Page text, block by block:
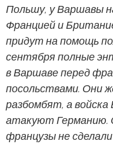
Польшу, у Варшавы
Францией и
придут на помощь
сентября полные
в Варшаве перед
посольствами. Они
разбомбят, а
атакуют Германию.
французы не